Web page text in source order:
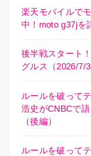
楽天モバイルで
中！moto g37jを
後半戦スタート
グルス（2026/7/
ルールを破って
浩史がCNBCで
（後編）
ルールを破って